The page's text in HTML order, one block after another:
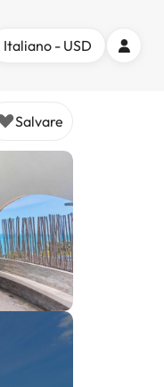
Italiano - USD
Salvare